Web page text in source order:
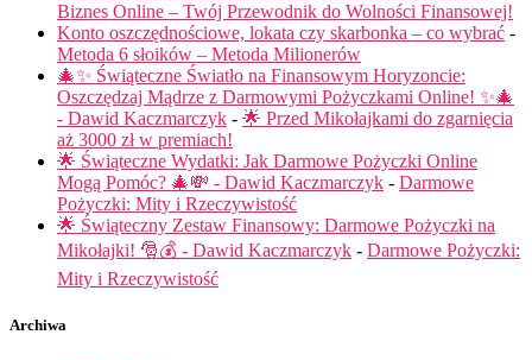
Biznes Online – Twój Przewodnik do Wolności Finansowej!
Konto oszczędnościowe, lokata czy skarbonka – co wybrać -
Metoda 6 słoików – Metoda Milionerów
🎄✨ Świąteczne Światło na Finansowym Horyzoncie:
Oszczędzaj Mądrze z Darmowymi Pożyczkami Online! ✨🎄
- Dawid Kaczmarczyk - 🌟 Przed Mikołajkami do zgarnięcia
aż 3000 zł w premiach!
🌟 Świąteczne Wydatki: Jak Darmowe Pożyczki Online
Mogą Pomóc? 🎄💸 - Dawid Kaczmarczyk - Darmowe
Pożyczki: Mity i Rzeczywistość
🌟 Świąteczny Zestaw Finansowy: Darmowe Pożyczki na
Mikołajki! 🎅💰 - Dawid Kaczmarczyk - Darmowe Pożyczki:
Mity i Rzeczywistość
Archiwa